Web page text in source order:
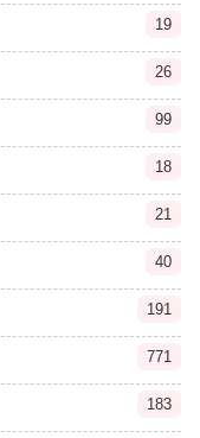
19
26
99
18
21
40
191
771
183